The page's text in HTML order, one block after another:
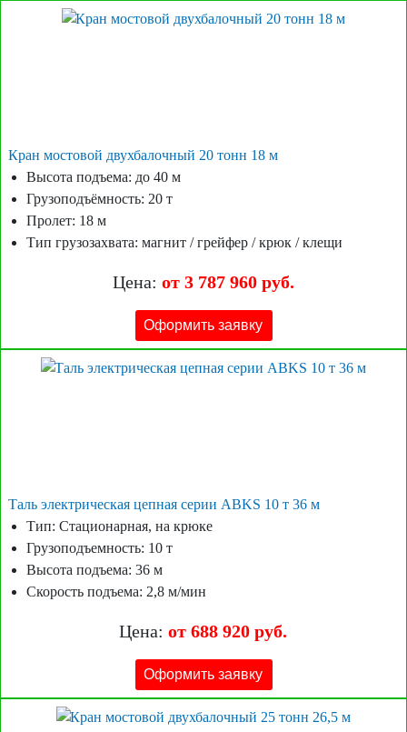
Кран мостовой двухбалочный 20 тонн 18 м
Высота подъема: до 40 м
Грузоподъёмность: 20 т
Пролет: 18 м
Тип грузозахвата: магнит / грейфер / крюк / клещи
Цена: от 3 787 960 руб.
Оформить заявку
Таль электрическая цепная серии ABKS 10 т 36 м
Тип: Стационарная, на крюке
Грузоподъемность: 10 т
Высота подъема: 36 м
Скорость подъема: 2,8 м/мин
Цена:от 688 920 руб.
Оформить заявку